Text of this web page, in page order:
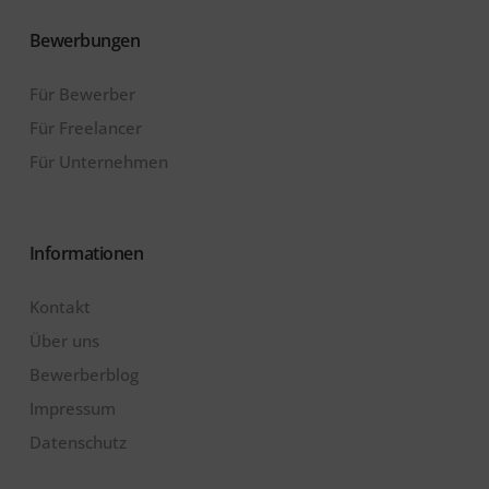
Bewerbungen
Für Bewerber
Für Freelancer
Für Unternehmen
Informationen
Kontakt
Über uns
Bewerberblog
Impressum
Datenschutz